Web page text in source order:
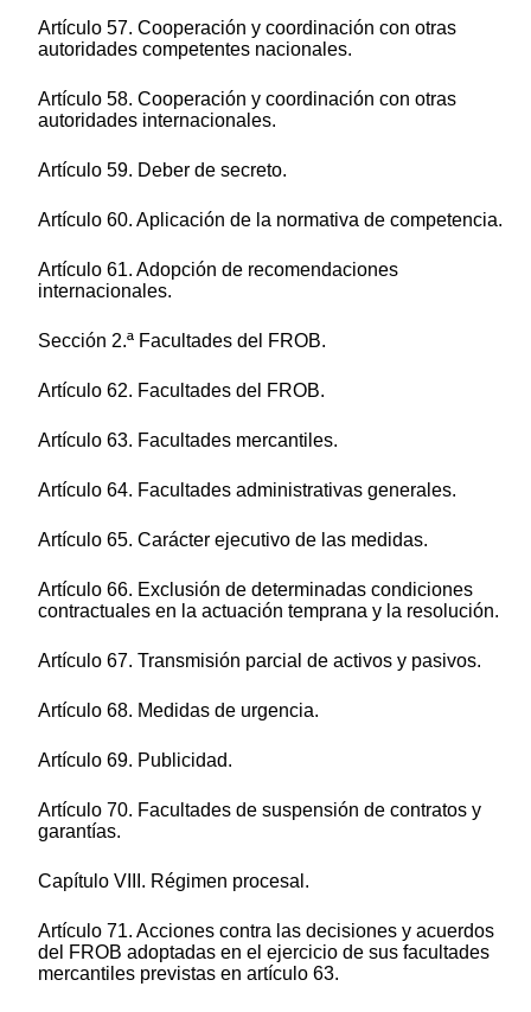
Artículo 57. Cooperación y coordinación con otras
autoridades competentes nacionales.
Artículo 58. Cooperación y coordinación con otras
autoridades internacionales.
Artículo 59. Deber de secreto.
Artículo 60. Aplicación de la normativa de competencia.
Artículo 61. Adopción de recomendaciones
internacionales.
Sección 2.ª Facultades del FROB.
Artículo 62. Facultades del FROB.
Artículo 63. Facultades mercantiles.
Artículo 64. Facultades administrativas generales.
Artículo 65. Carácter ejecutivo de las medidas.
Artículo 66. Exclusión de determinadas condiciones
contractuales en la actuación temprana y la resolución.
Artículo 67. Transmisión parcial de activos y pasivos.
Artículo 68. Medidas de urgencia.
Artículo 69. Publicidad.
Artículo 70. Facultades de suspensión de contratos y
garantías.
Capítulo VIII. Régimen procesal.
Artículo 71. Acciones contra las decisiones y acuerdos
del FROB adoptadas en el ejercicio de sus facultades
mercantiles previstas en artículo 63.